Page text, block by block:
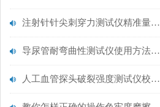
注射针针尖刺穿力测试仪精准量化针尖锋利度，构筑临床安全防线
导尿管耐弯曲性测试仪使用方法与操作规范
人工血管探头破裂强度测试仪校准规范：精准赋能医疗安全的技术基准